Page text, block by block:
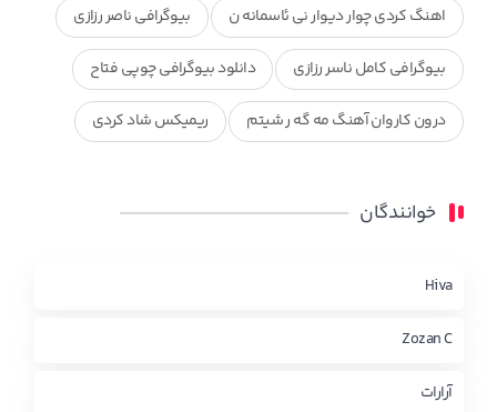
اهنگ کردی چوار دیوار نی ئاسمانه ن بیوگرافی ناصر رزازی
بیوگرافی کامل ناسر رزازی دانلود بیوگرافی چوپی فتاح
درون کاروان آهنگ مه گه ر شیتم ریمیکس شاد کردی
محمد جزا
چاو من
خوانندگان
Hiva
Zozan C
آرارات